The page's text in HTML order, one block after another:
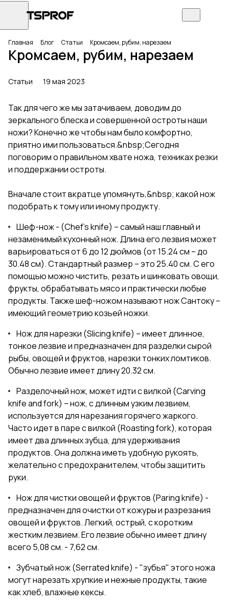
Главная Блог Статьи Кромсаем, рубим, нарезаем
Кромсаем, рубим, нарезаем
Статьи 19 мая 2023
Так для чего же мы затачиваем, доводим до
зеркального блеска и совершенной остроты наши
ножи? Конечно же чтобы нам было комфортно,
приятно ими пользоваться.&nbsp;Сегодня
поговорим о правильном хвате ножа, техниках резки
и поддержании остроты.
Вначале стоит вкратце упомянуть,&nbsp; какой нож
подобрать к тому или иному продукту.
Шеф-нож - (Chef’s knife) – самый наш главный и
незаменимый кухонный нож. Длина его лезвия может
варьироваться от 6 до 12 дюймов (от 15.24 см – до
30.48 см). Стандартный размер – это 25.40 см. С его
помощью можно чистить, резать и шинковать овощи,
фрукты, обрабатывать мясо и практически любые
продукты. Также шеф-ножом называют нож Сантоку –
имеющий геометрию козьей ножки.
Нож для нарезки (Slicing knife) – имеет длинное,
тонкое лезвие и предназначен для разделки сырой
рыбы, овощей и фруктов, нарезки тонких ломтиков.
Обычно лезвие имеет длину 20.32 см.
Разделочный нож, может идти с вилкой (Carving
knife and fork) – нож, с длинным узким лезвием,
используется для нарезания горячего жаркого.
Часто идет в паре с вилкой (Roasting fork), которая
имеет два длинных зубца, для удерживания
продуктов. Она должна иметь удобную рукоять,
желательно с предохранителем, чтобы защитить
руки.
Нож для чистки овощей и фруктов (Paring knife) -
предназначен для очистки от кожуры и разрезания
овощей и фруктов. Легкий, острый, с коротким
жестким лезвием. Его лезвие обычно имеет длину
всего 5,08 см. - 7,62 см.
Зубчатый нож (Serrated knife) - "зубья" этого ножа
могут нарезать хрупкие и нежные продукты, такие
как хлеб, влажные кексы.